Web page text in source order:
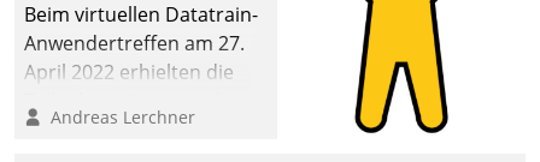
Beim virtuellen Datatrain-
Anwendertreffen am 27.
April 2022 erhielten die
Teilnehmer kurzweilige
Andreas Lerchner